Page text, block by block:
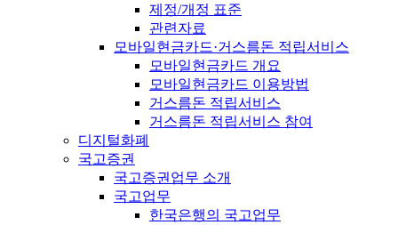
제정/개정 표준
관련자료
모바일현금카드·거스름돈 적립서비스
모바일현금카드 개요
모바일현금카드 이용방법
거스름돈 적립서비스
거스름돈 적립서비스 참여
디지털화폐
국고증권
국고증권업무 소개
국고업무
한국은행의 국고업무